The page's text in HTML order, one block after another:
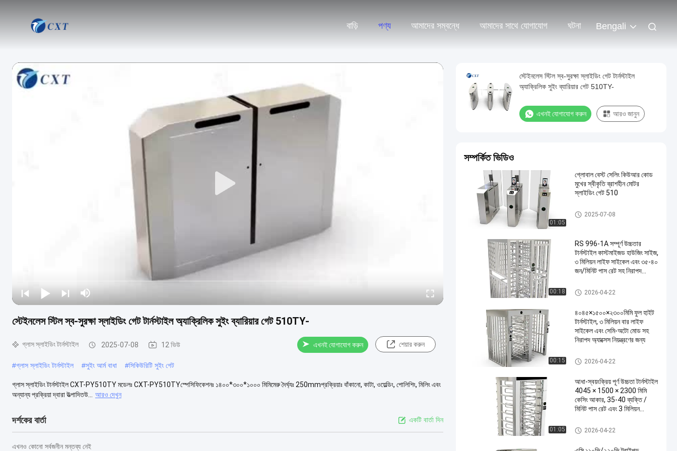
বাড়ি পণ্য আমাদের সম্বন্ধে আমাদের সাথে যোগাযোগ ঘটনা Bengali
স্টেইনলেস স্টিল স্ব-সুরক্ষা স্লাইডিং গেট টার্নস্টাইল অ্যাক্রিলিক সুইং ব্যারিয়ার গেট 510TY-
গ্লাস স্লাইডিং টার্নস্টাইল 2025-07-08 12 ভিউ এখনই যোগাযোগ করুন শেয়ার করুন
#গ্লাস স্লাইডিং টার্নস্টাইল #সুইং আর্ম বাধা #সিকিউরিটি সুইং গেট
গ্লাস স্লাইডিং টার্নস্টাইল CXT-PY510TY মডেলঃ CXT-PY510TYস্পেসিফিকেশনঃ ১৪০০*৩০০*১০০০ মিমিমেরু দৈর্ঘ্যঃ 250mmপ্রক্রিয়াঃ বাঁকানো, কাটা, ওয়েল্ডিং, পোলিশিং, মিলিং এবং
অন্যান্য প্রক্রিয়া দ্বারা উত্পাদিতউ...
আরও দেখুন
দর্শকের বার্তা একটি বার্তা দিন
এখনও কোনো সর্বজনীন মন্তব্য নেই
স্টেইনলেস স্টিল স্ব-সুরক্ষা স্লাইডিং গেট টার্নস্টাইল
অ্যাক্রিলিক সুইং ব্যারিয়ার গেট 510TY-
এখনই যোগাযোগ করুন আরও জানুন
সম্পর্কিত ভিডিও
01:05
গ্লোবাল বেস্ট সেলিং কিউআর কোড
মুখের স্বীকৃতি ব্রাশহীন মোটর
স্লাইডিং গেট 510
গ্লাস স্লাইডিং টার্নস্টাইল
2025-07-08
00:18
RS 996-1A সম্পূর্ণ উচ্চতার
টার্নস্টাইল কাস্টমাইজড হাউজিং সাইজ,
৩ মিলিয়ন লাইফ সাইকেল এবং ৩৫-৪০
জন/মিনিট পাস রেট সহ নিরাপদ
সম্পূর্ণ উচ্চতার টার্নস্টাইল
2026-04-22
00:15
৪০৪৫×১৫০০×২৩০০মিমি ফুল হাইট
টার্নস্টাইল, ৩ মিলিয়ন বার লাইফ
সাইকেল এবং সেমি-অটো মোড সহ
নিরাপদ অ্যাক্সেস নিয়ন্ত্রণের জন্য
সম্পূর্ণ উচ্চতার টার্নস্টাইল
2026-04-22
01:05
আধা-স্বয়ংক্রিয় পূর্ণ উচ্চতা টার্নস্টাইল
4045 × 1500 × 2300 মিমি
কেসিং আকার, 35-40 ব্যক্তি /
মিনিট পাস রেট এবং 3 মিলিয়ন
সম্পূর্ণ উচ্চতার টার্নস্টাইল
2026-04-22